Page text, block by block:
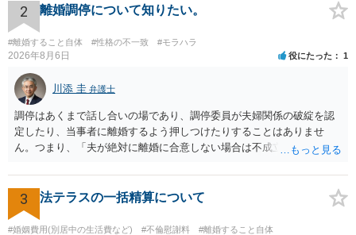
とはできないというお答えになってしまいます。
2 離婚調停について知りたい。
#離婚すること自体 #性格の不一致 #モラハラ
2026年8月6日 役にたった 1
川添 圭 弁護士
調停はあくまで話し合いの場であり、調停委員が夫婦関係の破綻を認
定したり、当事者に離婚するよう押しつけたりすることはありませ
ん。つまり、「夫が絶対に離婚に合意しない場合は不成立になり」、
きません。 調停段階での離婚成立を希望するなら、夫が離婚に前向き
になるような条件提示をする等、模索するほかありません（極端な話
をいえば、夫から「この条件なら離婚してもよい」として提示された
条件を全部丸呑みする、という方法しかないかもしれません）。た
3 法テラスの一括精算について
#婚姻費用(別居中の生活費など) #不倫慰謝料 #離婚すること自体